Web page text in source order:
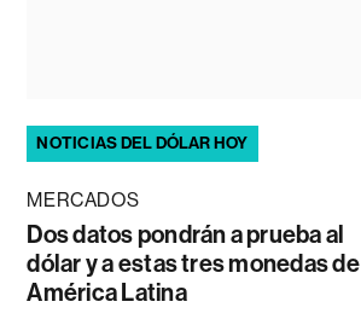
NOTICIAS DEL DÓLAR HOY
MERCADOS
Dos datos pondrán a prueba al
dólar y a estas tres monedas de
América Latina